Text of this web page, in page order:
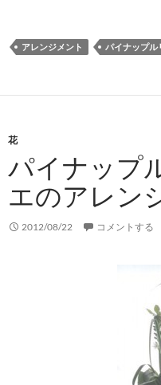
アレンジメント パイナップル
花
パイナップ
エのアレン
2012/08/22 コメントする